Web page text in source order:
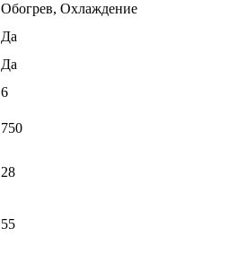
Обогрев, Охлаждение
Да
Да
6
750
28
55